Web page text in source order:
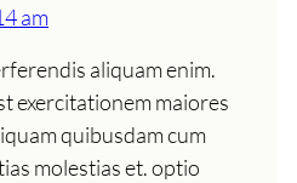
am
aliquam enim.
exercitationem maiores
quibusdam cum
molestias et. optio